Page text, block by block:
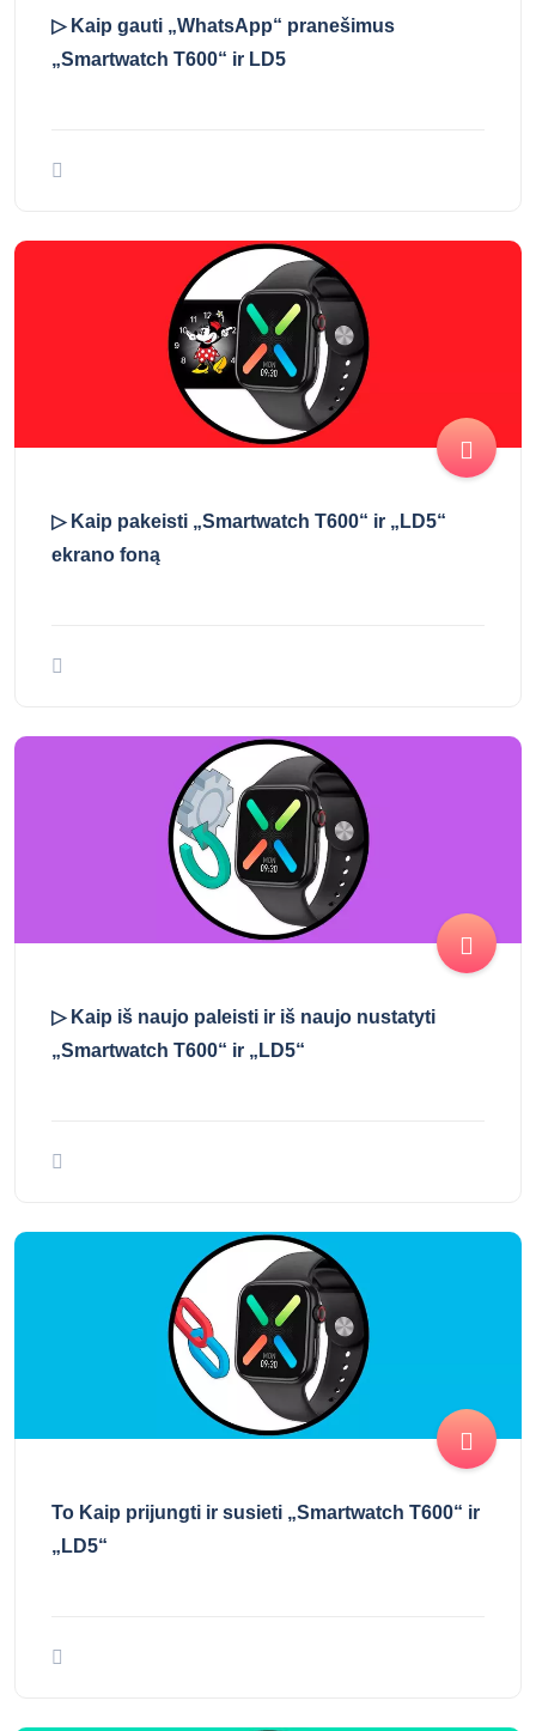
▷ Kaip gauti „WhatsApp“ pranešimus
„Smartwatch T600“ ir LD5
▷ Kaip pakeisti „Smartwatch T600“ ir „LD5“
ekrano foną
▷ Kaip iš naujo paleisti ir iš naujo nustatyti
„Smartwatch T600“ ir „LD5“
To Kaip prijungti ir susieti „Smartwatch T600“ ir
„LD5“